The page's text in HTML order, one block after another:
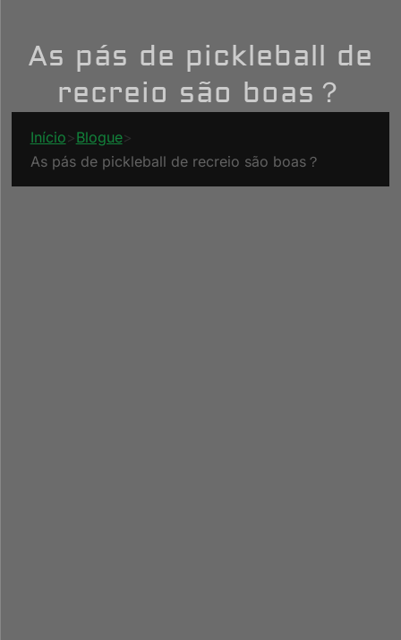
As pás de pickleball de
recreio são boas？
Início>Blogue>
As pás de pickleball de recreio são boas？